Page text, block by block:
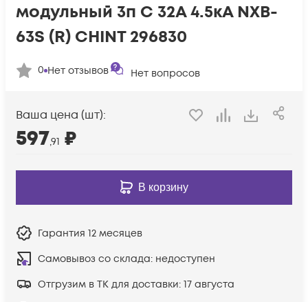
модульный 3п C 32А 4.5кА NXB-
63S (R) CHINT 296830
0 Нет отзывов Нет вопросов
Ваша цена (шт):
597,91 ₽
В корзину
Гарантия 12 месяцев
Самовывоз со склада: недоступен
Отгрузим в ТК для доставки: 17 августа